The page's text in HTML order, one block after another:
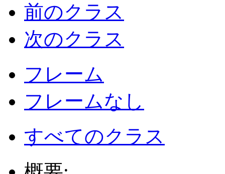
前のクラス
次のクラス
フレーム
フレームなし
すべてのクラス